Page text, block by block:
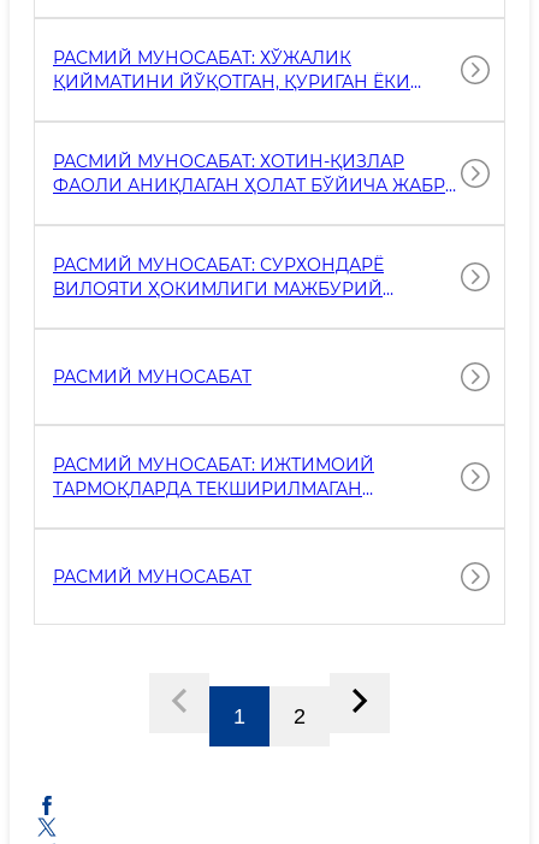
РАСМИЙ МУНОСАБАТ: ХЎЖАЛИК
ҚИЙМАТИНИ ЙЎҚОТГАН, ҚУРИГАН ЁКИ
ЭКОЛОГИЯ БОШҚАРМАСИ
РАСМИЙ МУНОСАБАТ: ХОТИН-ҚИЗЛАР
ФАОЛИ АНИҚЛАГАН ҲОЛАТ БЎЙИЧА ЖАБР­
ҲУҚУҚИЙ ВА ТИББИЙ МУҲОФАЗАГА
ОЛИНГАН
РАСМИЙ МУНОСАБАТ: СУРХОНДАРЁ
ВИЛОЯТИ ҲОКИМЛИГИ МАЖБУРИЙ
ҚОРАЛАЙДИ
РАСМИЙ МУНОСАБАТ
РАСМИЙ МУНОСАБАТ: ИЖТИМОИЙ
ТАРМОҚЛАРДА ТЕКШИРИЛМАГАН
РАСМИЙ МУНОСАБАТ
1 2